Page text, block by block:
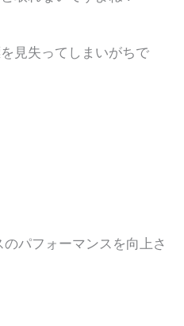
見失ってしまいがちで
パフォーマンスを向上さ